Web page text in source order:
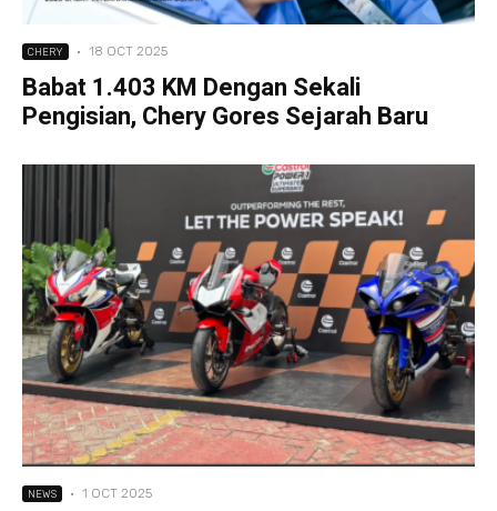
CHERY · 18 OCT 2025
Babat 1.403 KM Dengan Sekali
Pengisian, Chery Gores Sejarah Baru
NEWS · 1 OCT 2025